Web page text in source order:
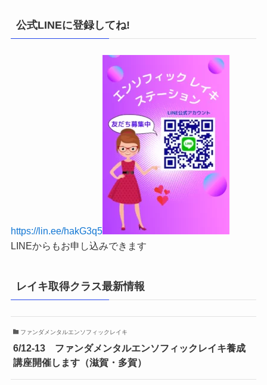
公式LINEに登録してね!
https://lin.ee/hakG3q5
LINEからもお申し込みできます
レイキ取得クラス最新情報
ファンダメンタルエンソフィックレイキ
6/12-13 ファンダメンタルエンソフィックレイキ養成
講座開催します（滋賀・多賀）